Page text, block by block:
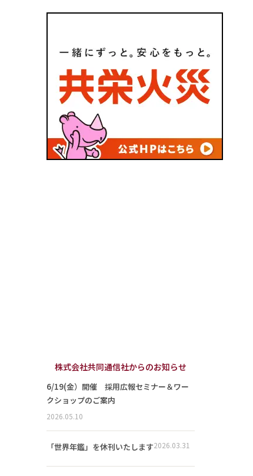
株式会社共同通信社からのお知らせ
6/19(金）開催 採用広報セミナー＆ワー
クショップのご案内
2026.05.10
「世界年鑑」を休刊いたします2026.03.31